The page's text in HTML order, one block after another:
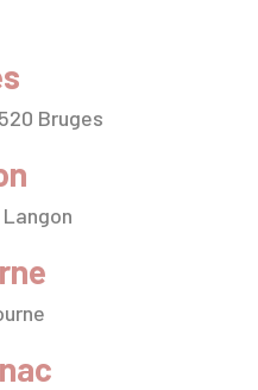
Bruges